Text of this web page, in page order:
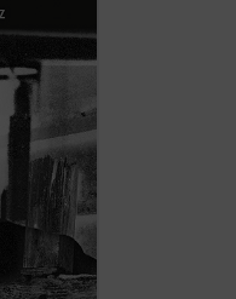
había
ordenado
Escribió
su